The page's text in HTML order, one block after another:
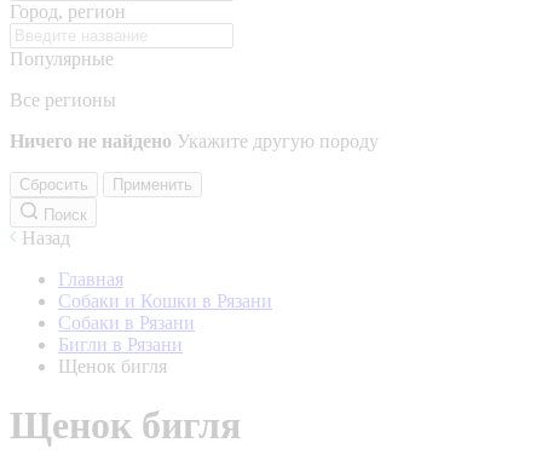
Город, регион
Популярные
Все регионы
Ничего не найдено Укажите другую породу
Сбросить
Применить
Поиск
Назад
Главная
Собаки и Кошки в Рязани
Собаки в Рязани
Бигли в Рязани
Щенок бигля
Щенок бигля